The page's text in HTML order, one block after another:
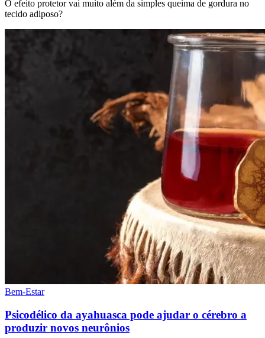
O efeito protetor vai muito além da simples queima de gordura no
tecido adiposo?
Bem-Estar
Psicodélico da ayahuasca pode ajudar o cérebro a
produzir novos neurônios